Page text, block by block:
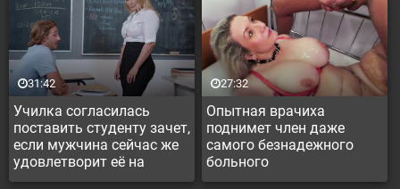
Училка согласилась
поставить студенту зачет,
если мужчина сейчас же
удовлетворит её на
преподавательском столе
31:42
Опытная врачиха
поднимет член даже
самого безнадежного
больного
27:32